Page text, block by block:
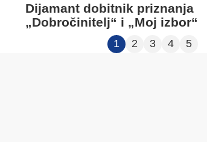
Dijamant dobitnik priznanja
„Dobročinitelj“ i „Moj izbor“
1 2 3 4 5